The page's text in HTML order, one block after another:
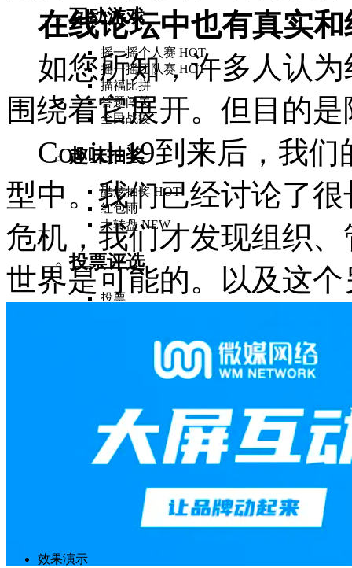
互动游戏
摇一摇个人赛 HOT
摇一摇团队赛 HOT
描福比拼
答题闯关
全民战疫
趣味抽奖
酷炫抽奖 HOT
红包雨
大转盘NEW
投票评选
投票
启动仪式
签约仪式NEW
智能硬件
效果演示
在线论坛中也有真实和
如您所知，许多人认为
围绕着它展开。但目的
Covid-19到来后，我们
型中。我们已经讨论了
危机，我们才发现组织
世界是可能的。以及这